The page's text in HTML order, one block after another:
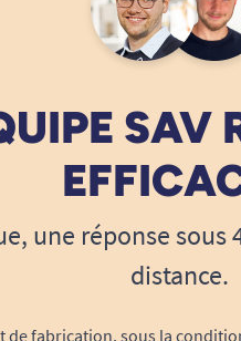
SAV
une réponse sous
distance.
de fabrication, sous la